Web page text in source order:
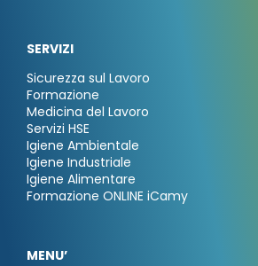
SERVIZI
Sicurezza sul Lavoro
Formazione
Medicina del Lavoro
Servizi HSE
Igiene Ambientale
Igiene Industriale
Igiene Alimentare
Formazione ONLINE iCamy
MENU’